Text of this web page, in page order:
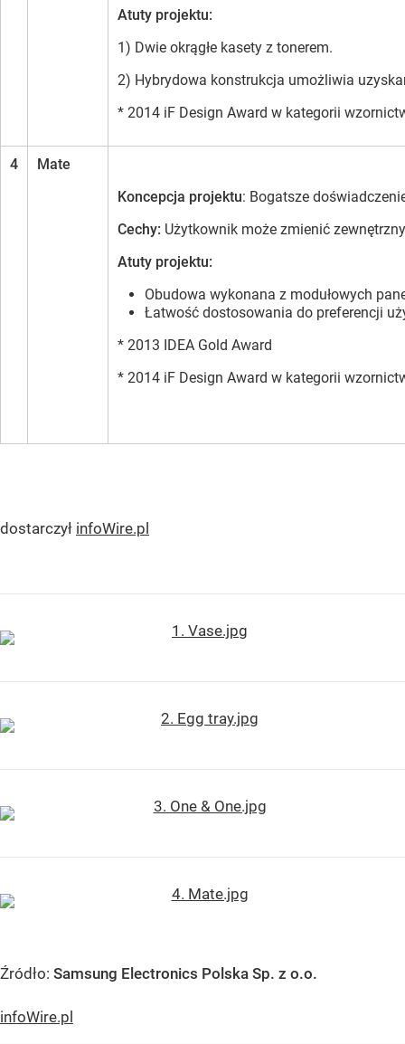
Atuty projektu:
1) Dwie okrągłe kasety z tonerem.
2) Hybrydowa konstrukcja umożliwia
* 2014 iF Design Award w kategorii
4
Mate
Koncepcja projektu: Bogatsze
Cechy: Użytkownik może zmienić
Atuty projektu:
Obudowa wykonana z modułowych
Łatwość dostosowania do preferencji
* 2013 IDEA Gold Award
* 2014 iF Design Award w kategorii
dostarczył infoWire.pl
Źródło: Samsung Electronics Polska Sp. z o.o.
infoWire.pl